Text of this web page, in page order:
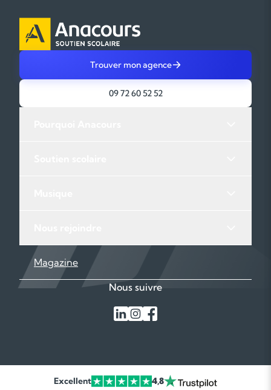
Trouver mon agence
09 72 60 52 52
Magazine
Nous suivre
Excellent 4,8